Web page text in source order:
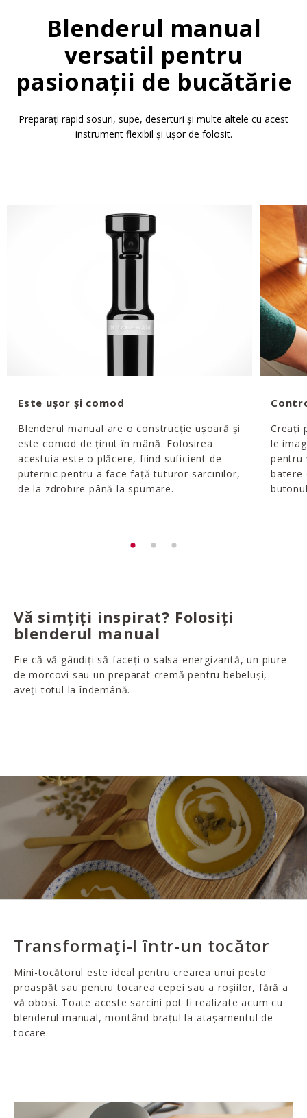
Blenderul manual
versatil pentru
pasionații de bucătărie
Preparați rapid sosuri, supe, deserturi și multe altele cu acest
instrument flexibil și ușor de folosit.
Este ușor și comod
Blenderul manual are o construcție ușoară și
este comod de ținut în mână. Folosirea
acestuia este o plăcere, fiind suficient de
puternic pentru a face față tuturor sarcinilor,
de la zdrobire până la spumare.
Creați
le
pentru
batere
Vă simțiți inspirat? Folosiți
blenderul manual
Fie că vă gândiți să faceți o salsa energizantă, un piure
de morcovi sau un preparat cremă pentru bebeluși,
aveți totul la îndemână.
Transformați-l într-un tocător
Mini-tocătorul este ideal pentru crearea unui pesto
proaspăt sau pentru tocarea cepei sau a roșiilor, fără a
vă obosi. Toate aceste sarcini pot fi realizate acum cu
blenderul manual, montând brațul la atașamentul de
tocare.